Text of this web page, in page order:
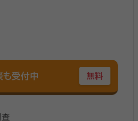
受付中 無料